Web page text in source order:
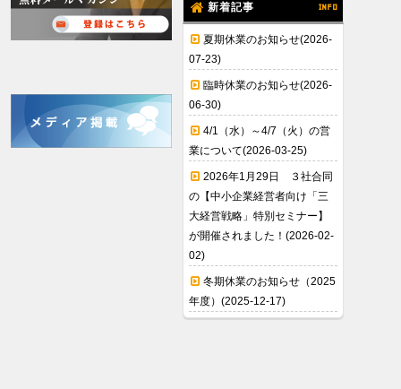
新着記事 INFO
夏期休業のお知らせ(2026-
07-23)
臨時休業のお知らせ(2026-
06-30)
4/1（水）～4/7（火）の営
業について(2026-03-25)
2026年1月29日 ３社合同
の【中小企業経営者向け「三
大経営戦略」特別セミナー】
が開催されました！(2026-02-
02)
冬期休業のお知らせ（2025
年度）(2025-12-17)